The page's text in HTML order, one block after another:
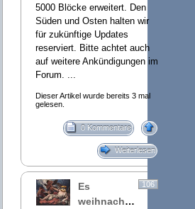
5000 Blöcke erweitert. Den
Süden und Osten halten wir
für zukünftige Updates
reserviert. Bitte achtet auch
auf weitere Ankündigungen im
Forum. ...
Dieser Artikel wurde bereits 3 mal
gelesen.
0 Kommentare
Weiterlesen
106
Es
weihnachtet